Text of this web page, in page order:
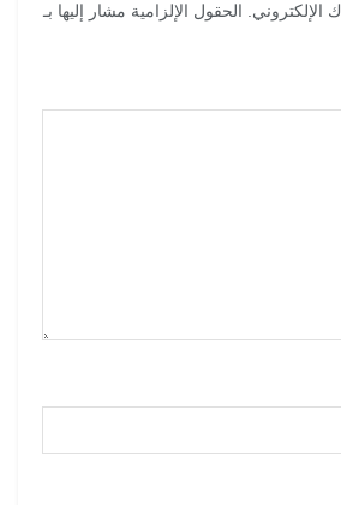
الإلكتروني. الحقول الإلزامية مشار إليها بـ